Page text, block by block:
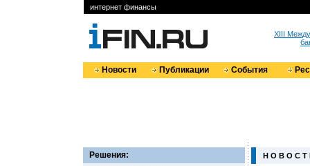
интернет финансы
XIII
Новости Публикации События
Решения:
Н О В О С Т